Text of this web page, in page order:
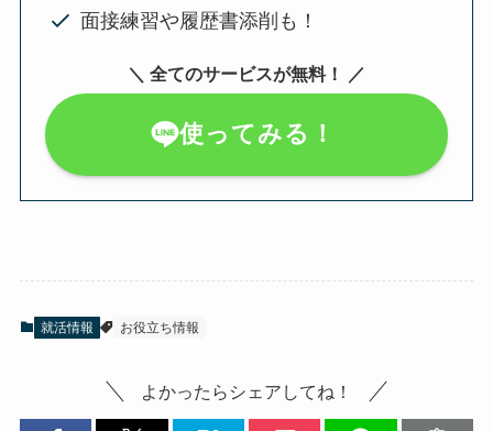
面接練習や履歴書添削も！
＼ 全てのサービスが無料！ ／
使ってみる！
就活情報 お役立ち情報
よかったらシェアしてね！